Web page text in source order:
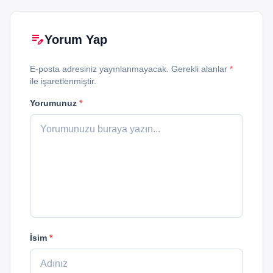
edit_noteYorum Yap
E-posta adresiniz yayınlanmayacak. Gerekli alanlar *
ile işaretlenmiştir.
Yorumunuz *
İsim *